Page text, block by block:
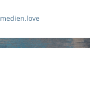
medien.love